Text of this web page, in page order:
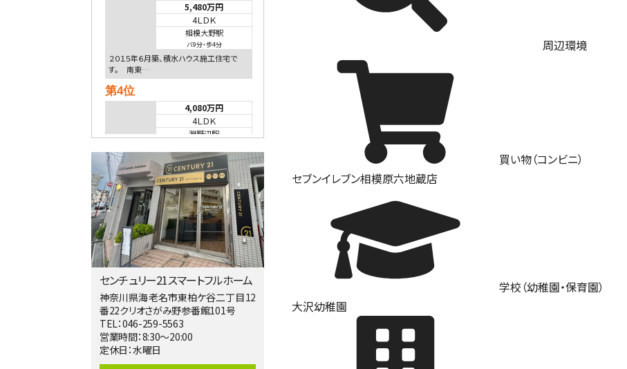
5,480万円
4ＬＤＫ
相模大野駅
バ9分・歩4分
２０１５年６月築、積水ハウス施工住宅で
す。 南東…
第4位
4,080万円
4ＬＤＫ
淵野辺駅
南側道路に面しており日当たり良好。 キ
ッチンから…
第5位
3,680万円
4ＬＤＫ
橋本駅
バ19分 歩8分
開放感があり日当たり良好な南西・北西角
地区画。 …
第6位
3,680万円
さがみ野駅
センチュリー21スマートフルホーム
神奈川県海老名市東柏ケ谷二丁目12
番22クリオさがみ野参番館101号
TEL：046-259-5563
営業時間：8:30～20:00
定休日：水曜日
周辺環境
買い物（コンビニ）
セブンイレブン相模原六地蔵店
学校（幼稚園・保育園）
大沢幼稚園